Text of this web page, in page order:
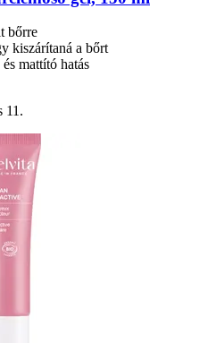
bőrre
kiszárítaná a bőrt
mattító hatás
11.